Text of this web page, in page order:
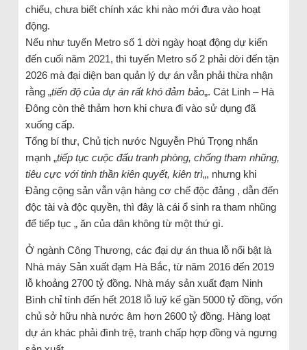
chiếu, chưa biết chính xác khi nào mới đưa vào hoạt
động.
Nếu như tuyến Metro số 1 dời ngày hoạt động dự kiến
đến cuối năm 2021, thì tuyến Metro số 2 phải dời đến tận
2026 mà đại diện ban quản lý dự án vẫn phải thừa nhận
rằng „tiến độ của dự án rất khó đảm bảo„. Cát Linh – Hà
Đông còn thê thảm hơn khi chưa đi vào sử dụng đã
xuống cấp.
Tổng bí thư, Chủ tịch nước Nguyễn Phú Trọng nhấn
mạnh „tiếp tục cuộc đấu tranh phòng, chống tham nhũng,
tiêu cực với tinh thần kiên quyết, kiên trì„, nhưng khi
Đảng cộng sản vẫn vận hàng cơ chế độc đảng , dẫn đến
độc tài và độc quyền, thì đây là cái ổ sinh ra tham nhũng
để tiếp tục „ ăn của dân không từ một thứ gì.
Ở ngành Công Thương, các đại dự án thua lỗ nổi bật là
Nhà máy Sản xuất đạm Hà Bắc, từ năm 2016 đến 2019
lỗ khoảng 2700 tỷ đồng. Nhà máy sản xuất đạm Ninh
Bình chỉ tính đến hết 2018 lỗ luỹ kế gần 5000 tỷ đồng, vốn
chủ sở hữu nhà nước âm hơn 2600 tỷ đồng. Hàng loạt
dự án khác phải đình trệ, tranh chấp hợp đồng và ngưng